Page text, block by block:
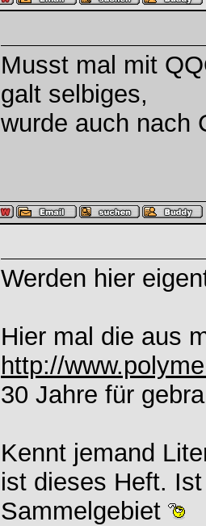
Musst mal mit
galt selbiges,
wurde auch nach
Werden hier
Hier mal die aus
http://
30 Jahre für
Kennt jemand
ist dieses Heft.
Sammelgebiet